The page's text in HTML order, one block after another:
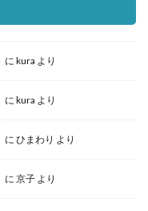
に kura より
に kura より
に ひまわり より
に 京子 より